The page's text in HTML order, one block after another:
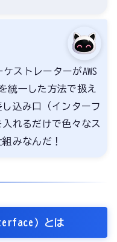
ストレーターがAWS
統一した方法で扱え
込み口（インターフ
れるだけで色々なス
みなんだ！
）とは